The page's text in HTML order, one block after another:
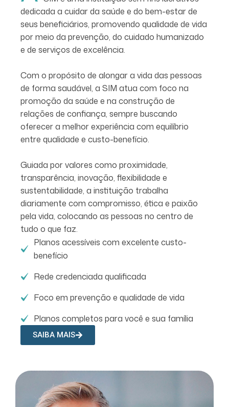
dedicada a cuidar da saúde e do bem-estar de
seus beneficiários, promovendo qualidade de vida
por meio da prevenção, do cuidado humanizado
e de serviços de excelência.
Com o propósito de alongar a vida das pessoas
de forma saudável, a SIM atua com foco na
promoção da saúde e na construção de
relações de confiança, sempre buscando
oferecer a melhor experiência com equilíbrio
entre qualidade e custo-benefício.
Guiada por valores como proximidade,
transparência, inovação, flexibilidade e
sustentabilidade, a instituição trabalha
diariamente com compromisso, ética e paixão
pela vida, colocando as pessoas no centro de
tudo o que faz.
Planos acessíveis com excelente custo-
benefício
Rede credenciada qualificada
Foco em prevenção e qualidade de vida
Planos completos para você e sua família
SAIBA MAIS